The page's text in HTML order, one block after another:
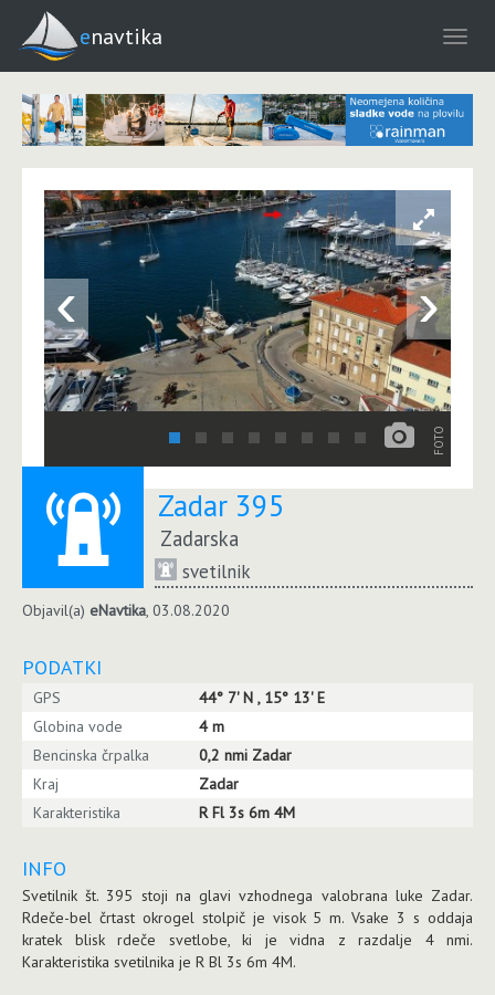
enavtika
‹ ›
FOTO
Zadar 395
Zadarska
svetilnik
Objavil(a) eNavtika, 03.08.2020
PODATKI
GPS
44° 7' N , 15° 13' E
Globina vode
4 m
Bencinska črpalka
0,2 nmi Zadar
Kraj
Zadar
Karakteristika
R Fl 3s 6m 4M
INFO
Svetilnik št. 395 stoji na glavi vzhodnega valobrana luke Zadar.
Rdeče-bel črtast okrogel stolpič je visok 5 m. Vsake 3 s oddaja
kratek blisk rdeče svetlobe, ki je vidna z razdalje 4 nmi.
Karakteristika svetilnika je R Bl 3s 6m 4M.